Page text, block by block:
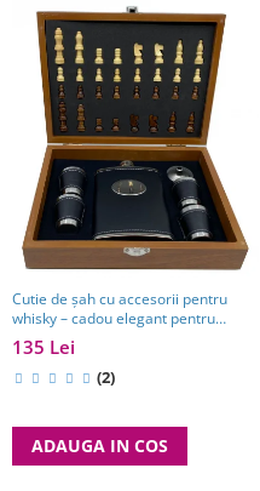
Cutie de șah cu accesorii pentru
whisky – cadou elegant pentru
bărbați pasionați de strategie. TOP
10 Cadouri Barbati
135 Lei
(2)
ADAUGA IN COS